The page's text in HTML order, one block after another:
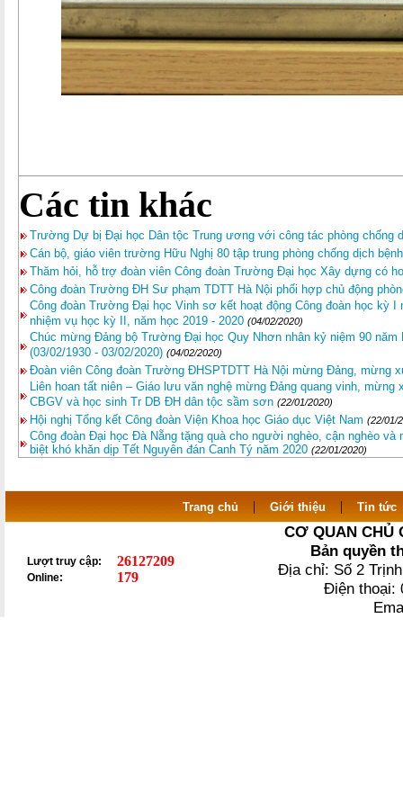
Các tin khác
Trường Dự bị Đại học Dân tộc Trung ương với công tác phòng chống
Cán bộ, giáo viên trường Hữu Nghị 80 tập trung phòng chống dịch bệnh
Thăm hỏi, hỗ trợ đoàn viên Công đoàn Trường Đại học Xây dựng có
Công đoàn Trường ĐH Sư phạm TDTT Hà Nội phối hợp chủ động
Công đoàn Trường Đại học Vinh sơ kết hoạt động Công đoàn học kỳ
nhiệm vụ học kỳ II, năm học 2019 - 2020 (04/02/2020)
Chúc mừng Đảng bộ Trường Đại học Quy Nhơn nhân kỷ niệm 90 năm
(03/02/1930 - 03/02/2020) (04/02/2020)
Đoàn viên Công đoàn Trường ĐHSPTDTT Hà Nội mừng Đảng, mừng
Liên hoan tất niên – Giáo lưu văn nghệ mừng Đảng quang vinh, mừng
CBGV và học sinh Tr DB ĐH dân tộc sầm sơn (22/01/2020)
Hội nghị Tổng kết Công đoàn Viện Khoa học Giáo dục Việt Nam (22/01/
Công đoàn Đại học Đà Nẵng tặng quà cho người nghèo, cận nghèo và
biệt khó khăn dịp Tết Nguyên đán Canh Tý năm 2020 (22/01/2020)
Trang chủ | Giới thiệu | Tin tức
Lượt truy cập: 26127209
Online: 179
CƠ QUAN CHỦ
Bản quyền
Địa chỉ: Số 2
Điện